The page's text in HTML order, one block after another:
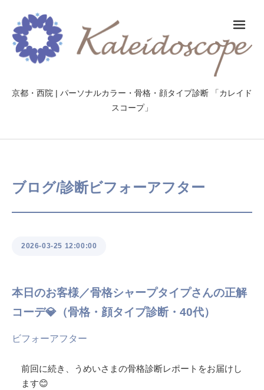
京都・西院 | パーソナルカラー・骨格・顔タイプ診断 「カレイド
スコープ」
ブログ/診断ビフォーアフター
2026-03-25 12:00:00
本日のお客様／骨格シャープタイプさんの正解
コーデ💎（骨格・顔タイプ診断・40代）
ビフォーアフター
前回に続き、うめいさまの骨格診断レポートをお届けし
ます😊